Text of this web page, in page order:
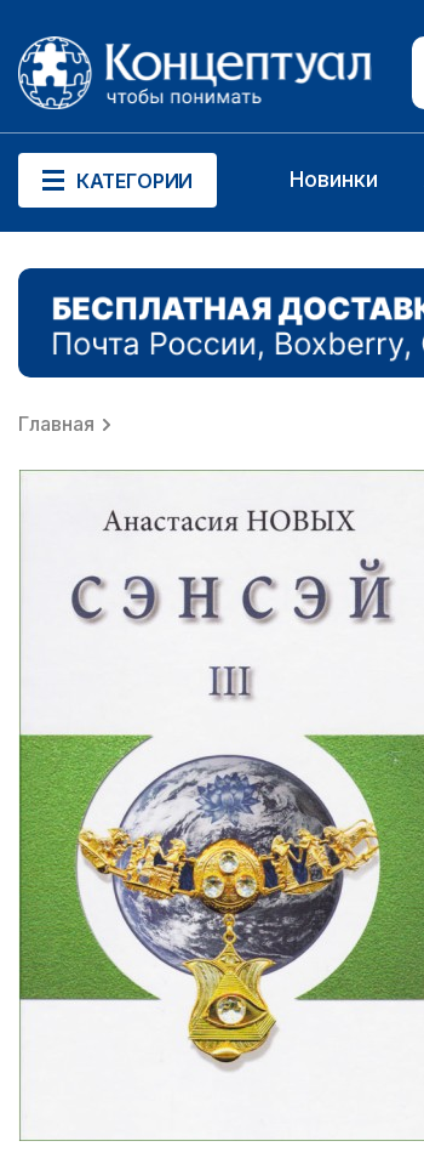
КАТЕГОРИИ Новинки
Главная